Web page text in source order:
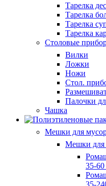
Тарелка
Тарелка
Тарелка
Тарелка
Столовые
Вилки
Ложки
Ножи
Стол.
Палочки
Чашка
Мешки для
Мешки для
35-60
35-